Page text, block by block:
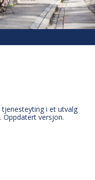
i et utvalg
Oppdatert versjon.